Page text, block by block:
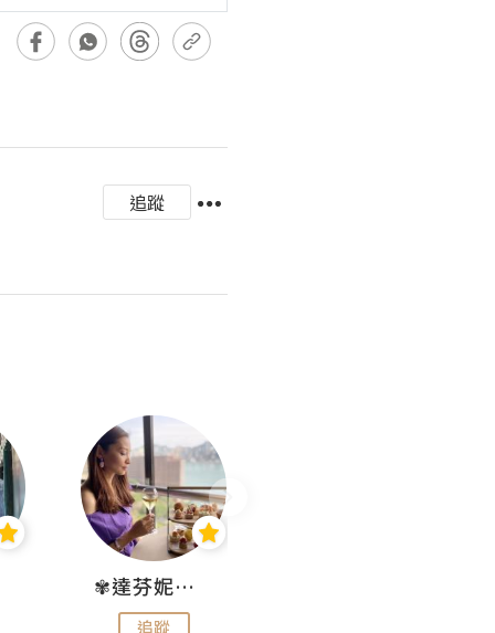
追蹤
✾達芬妮•愛孩子•愛生活✾
追蹤